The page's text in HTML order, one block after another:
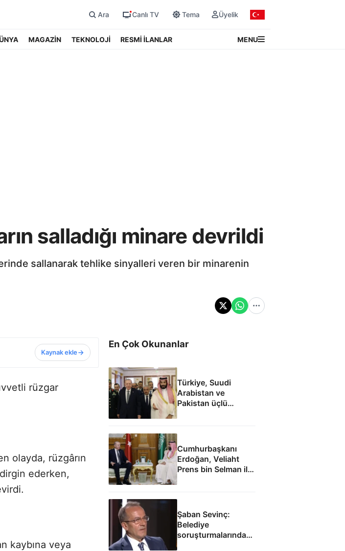
Ara Canlı TV Tema Üyelik
MAGAZİN TEKNOLOJİ RESMİ İLANLAR MENU
salladığı minare devrildi
sallanarak tehlike sinyalleri veren bir minarenin
Kaynak ekle
rüzgar
olayda, rüzgârın
ederken,
kaybına veya
En Çok Okunanlar
Türkiye, Suudi
Arabistan ve
Pakistan üçlü
Cumhurbaşkanı
Erdoğan, Veliaht
Prens bin Selman ile
Şaban Sevinç:
Belediye
soruşturmalarında
savunulamayacak